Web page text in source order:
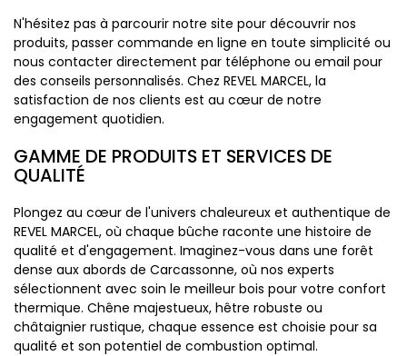
N'hésitez pas à parcourir notre site pour découvrir nos
produits, passer commande en ligne en toute simplicité ou
nous contacter directement par téléphone ou email pour
des conseils personnalisés. Chez REVEL MARCEL, la
satisfaction de nos clients est au cœur de notre
engagement quotidien.
GAMME DE PRODUITS ET SERVICES DE
QUALITÉ
Plongez au cœur de l'univers chaleureux et authentique de
REVEL MARCEL, où chaque bûche raconte une histoire de
qualité et d'engagement. Imaginez-vous dans une forêt
dense aux abords de Carcassonne, où nos experts
sélectionnent avec soin le meilleur bois pour votre confort
thermique. Chêne majestueux, hêtre robuste ou
châtaignier rustique, chaque essence est choisie pour sa
qualité et son potentiel de combustion optimal.